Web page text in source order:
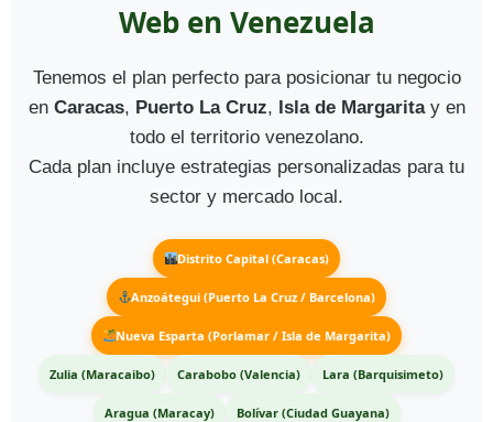
Web en Venezuela
Tenemos el plan perfecto para posicionar tu negocio
en Caracas, Puerto La Cruz, Isla de Margaritay en
todo el territorio venezolano.
Cada plan incluye estrategias personalizadas para tu
sector y mercado local.
Distrito Capital (Caracas)
Anzoátegui (Puerto La Cruz / Barcelona)
Nueva Esparta (Porlamar / Isla de Margarita)
Zulia (Maracaibo) Carabobo (Valencia) Lara (Barquisimeto)
Aragua (Maracay) Bolívar (Ciudad Guayana)